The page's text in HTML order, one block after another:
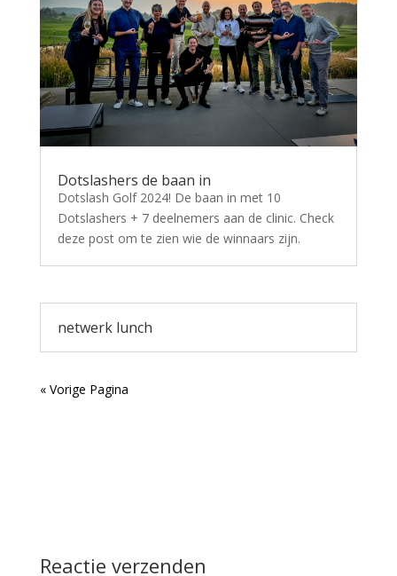
Dotslashers de baan in
Dotslash Golf 2024! De baan in met 10
Dotslashers + 7 deelnemers aan de clinic. Check
deze post om te zien wie de winnaars zijn.
netwerk lunch
« Vorige Pagina
Reactie verzenden